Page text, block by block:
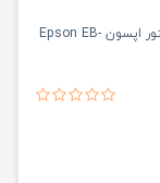
ویدیو پروژکتور اپسون Epson EB-